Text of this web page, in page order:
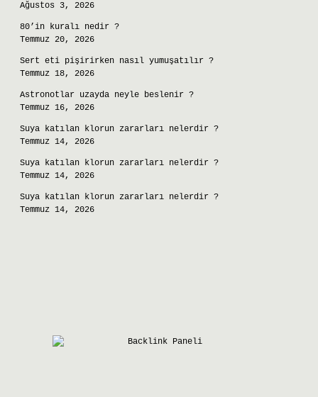
Ağustos 3, 2026
80’in kuralı nedir ?
Temmuz 20, 2026
Sert eti pişirirken nasıl yumuşatılır ?
Temmuz 18, 2026
Astronotlar uzayda neyle beslenir ?
Temmuz 16, 2026
Suya katılan klorun zararları nelerdir ?
Temmuz 14, 2026
Suya katılan klorun zararları nelerdir ?
Temmuz 14, 2026
Suya katılan klorun zararları nelerdir ?
Temmuz 14, 2026